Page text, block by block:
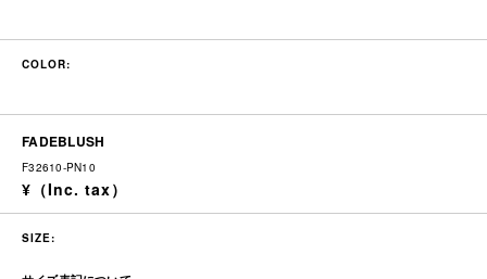
FADEBLUSH
F32610-PN10
COLOR:
SIZE: